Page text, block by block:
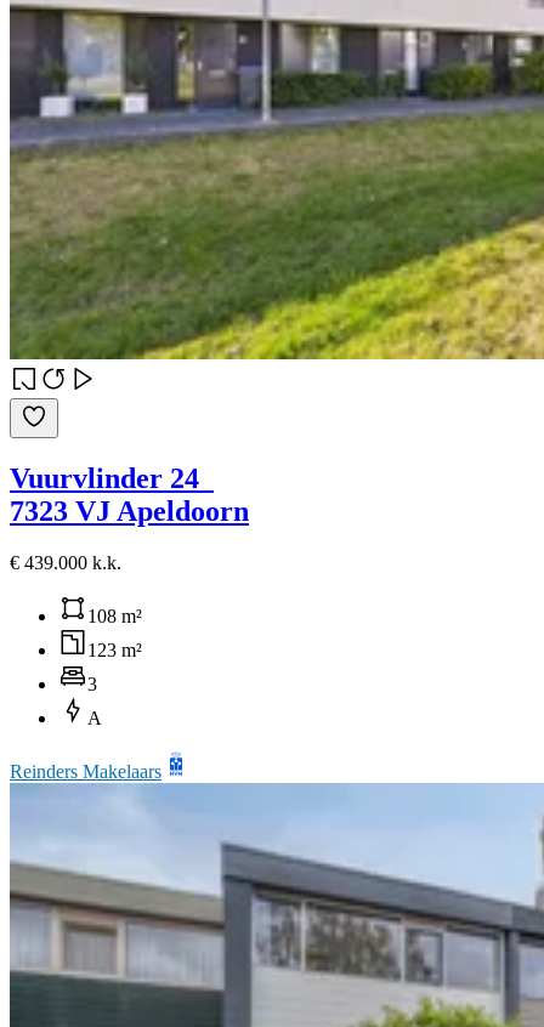
Vuurvlinder 24
7323 VJ Apeldoorn
€ 439.000 k.k.
108 m²
123 m²
3
A
Reinders Makelaars